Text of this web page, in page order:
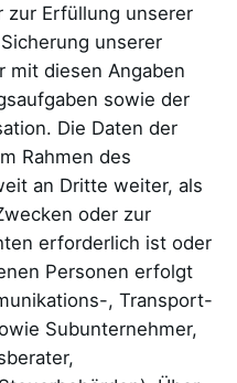
zur Erfüllung unserer
unserer
mit diesen Angaben
sowie der
Die Daten der
Rahmen des
an Dritte weiter, als
oder zur
erforderlich ist oder
Personen erfolgt
, Transport-
Subunternehmer,